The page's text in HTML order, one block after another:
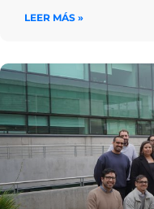
LEER MÁS »